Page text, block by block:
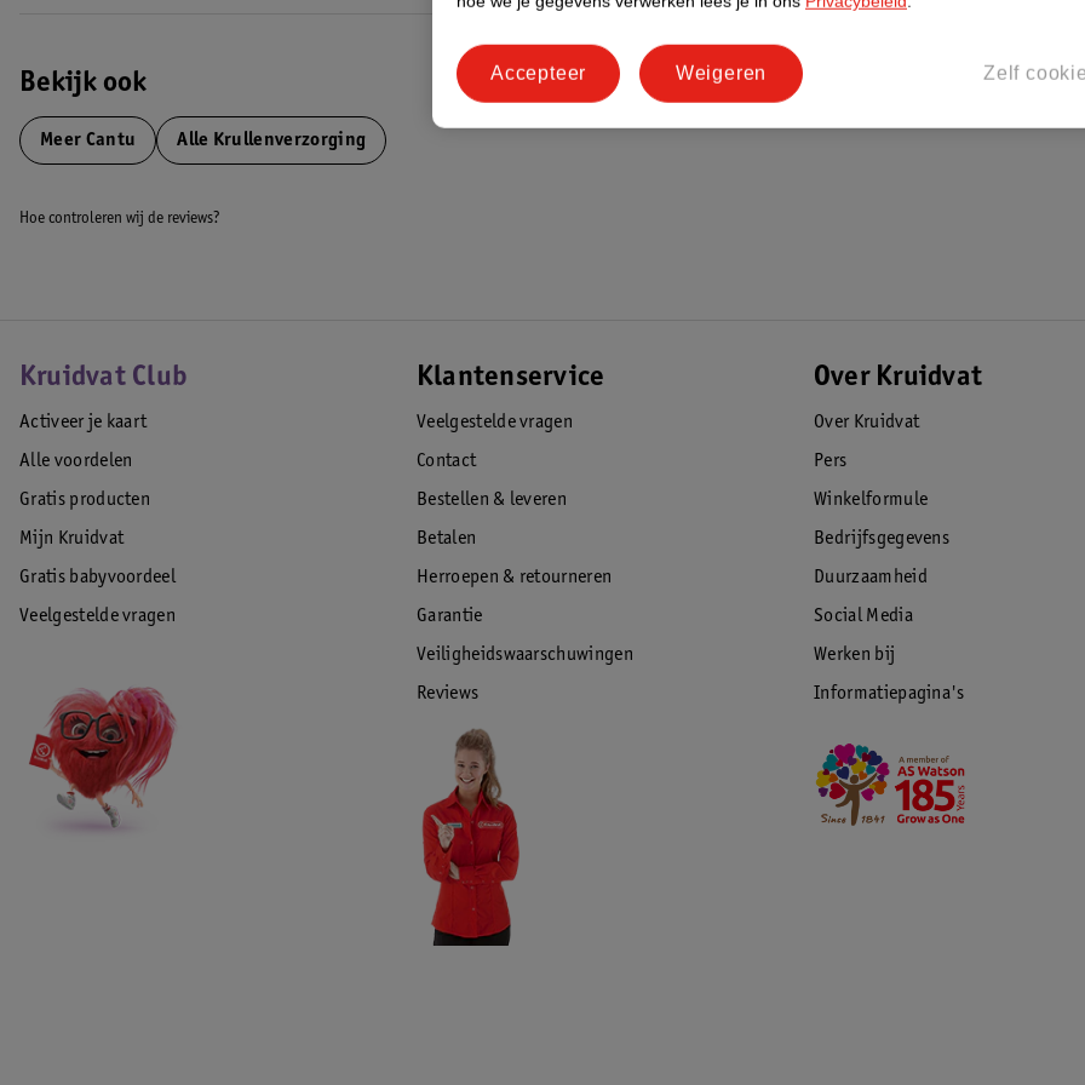
Bekijk ook
Meer Cantu Alle Krullenverzorging
Hoe controleren wij de reviews?
Kruidvat Club
Activeer je kaart
Alle voordelen
Gratis producten
Mijn Kruidvat
Gratis babyvoordeel
Veelgestelde vragen
Klantenservice
Veelgestelde vragen
Contact
Bestellen & leveren
Betalen
Herroepen & retourneren
Garantie
Veiligheidswaarschuwingen
Reviews
Over Kruidvat
Over Kruidvat
Pers
Winkelformule
Bedrijfsgegevens
Duurzaamheid
Social Media
Werken bij
Informatiepagina's
Zelf
Weigeren
Accepteer